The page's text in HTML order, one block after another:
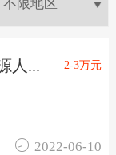
人... 2-3万元
 2022-06-10